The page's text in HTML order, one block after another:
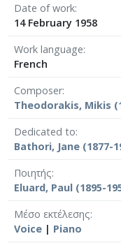
Date of work
14 February 1958
Work language
French
Composer
Theodorakis, Mikis
Dedicated to
Bathori, Jane (1877-
Ποιητής
Eluard, Paul (1895-
Μέσο εκτέλεσης
Voice | Piano